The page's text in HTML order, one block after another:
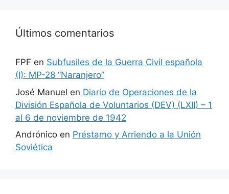
Últimos comentarios
FPF en Subfusiles de la Guerra Civil española
(I): MP-28 “Naranjero”
José Manuel en Diario de Operaciones de la
División Española de Voluntarios (DEV) (LXII) – 1
al 6 de noviembre de 1942
Andrónico en Préstamo y Arriendo a la Unión
Soviética